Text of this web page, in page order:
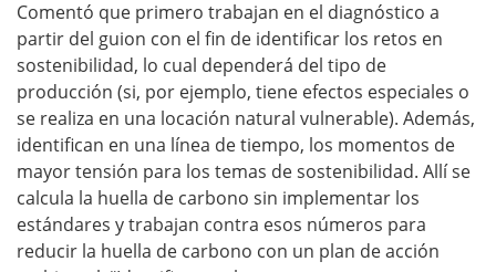
Comentó que primero trabajan en el diagnóstico a
partir del guion con el fin de identificar los retos en
sostenibilidad, lo cual dependerá del tipo de
producción (si, por ejemplo, tiene efectos especiales o
se realiza en una locación natural vulnerable). Además,
identifican en una línea de tiempo, los momentos de
mayor tensión para los temas de sostenibilidad. Allí se
calcula la huella de carbono sin implementar los
estándares y trabajan contra esos números para
reducir la huella de carbono con un plan de acción